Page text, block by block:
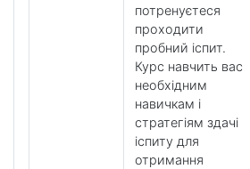
потренуєтеся
проходити
пробний іспит.
Курс навчить вас
необхідним
навичкам і
стратегіям здачі
іспиту для
отримання